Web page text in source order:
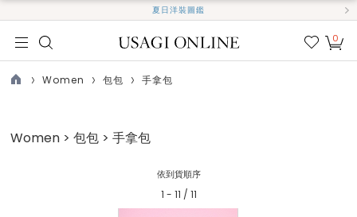
夏日洋裝圖鑑
我的
0
Women 包包 手拿包
Women > 包包 > 手拿包
依到貨順序
1 - 11 / 11